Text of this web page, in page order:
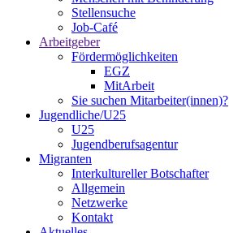
Stellensuche
Job-Café
Arbeitgeber
Fördermöglichkeiten
EGZ
MitArbeit
Sie suchen Mitarbeiter(innen)?
Jugendliche/U25
U25
Jugendberufsagentur
Migranten
Interkultureller Botschafter
Allgemein
Netzwerke
Kontakt